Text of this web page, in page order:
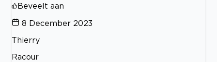
Beveelt aan
8 December 2023
Thierry
Racour